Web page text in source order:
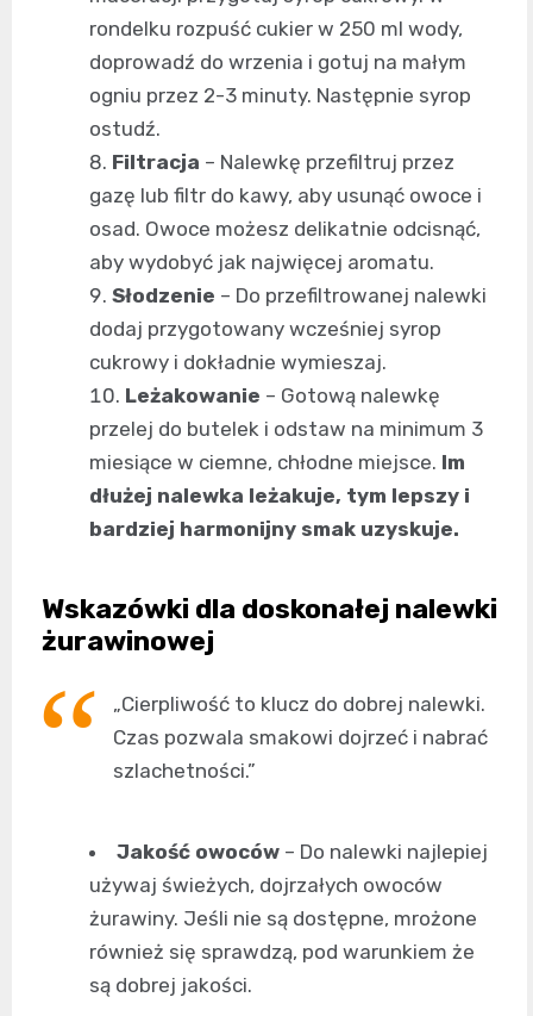
rondelku rozpuść cukier w 250 ml wody,
doprowadź do wrzenia i gotuj na małym
ogniu przez 2-3 minuty. Następnie syrop
ostudź.
Filtracja – Nalewkę przefiltruj przez
gazę lub filtr do kawy, aby usunąć owoce i
osad. Owoce możesz delikatnie odcisnąć,
aby wydobyć jak najwięcej aromatu.
Słodzenie – Do przefiltrowanej nalewki
dodaj przygotowany wcześniej syrop
cukrowy i dokładnie wymieszaj.
Leżakowanie – Gotową nalewkę
przelej do butelek i odstaw na minimum 3
miesiące w ciemne, chłodne miejsce. Im
dłużej nalewka leżakuje, tym lepszy i
bardziej harmonijny smak uzyskuje.
Wskazówki dla doskonałej nalewki
żurawinowej
„Cierpliwość to klucz do dobrej nalewki.
Czas pozwala smakowi dojrzeć i nabrać
szlachetności.”
Jakość owoców – Do nalewki najlepiej
używaj świeżych, dojrzałych owoców
żurawiny. Jeśli nie są dostępne, mrożone
również się sprawdzą, pod warunkiem że
są dobrej jakości.